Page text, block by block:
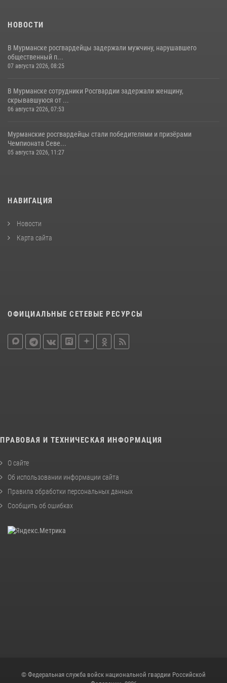
НОВОСТИ
В Мурманске росгвардейцы задержали мужчину, нарушавшего
общественный п...
07 августа 2026, 08:25
В Мурманске сотрудники Росгвардии задержали женщину,
скрывавшуюся от ...
06 августа 2026, 07:53
Мурманские росгвардейцы стали победителями и призёрами
Чемпионата Севе...
05 августа 2026, 11:27
НАВИГАЦИЯ
Новости
Карта сайта
ОФИЦИАЛЬНЫЕ СЕТЕВЫЕ РЕСУРСЫ
ПРАВОВАЯ И ТЕХНИЧЕСКАЯ ИНФОРМАЦИЯ
О сайте
Об использовании информации сайта
Правила обработки персональных данных
Сообщить об ошибках
© Федеральная служба войск национальной гвардии Российской